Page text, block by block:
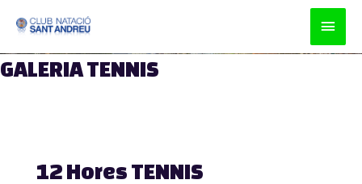
GALERIA TENNIS
12 Hores TENNIS